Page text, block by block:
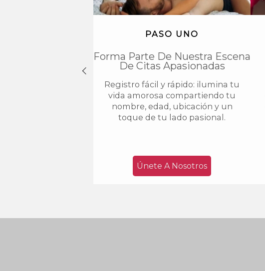
PASO UNO
Forma Parte De Nuestra Escena
De Citas Apasionadas
Registro fácil y rápido: ilumina tu
vida amorosa compartiendo tu
nombre, edad, ubicación y un
toque de tu lado pasional.
Únete A Nosotros